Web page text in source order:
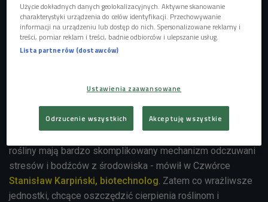
zmęczona i nie miałam problemu ze wstawaniem rano - opowiada Żaneta Gelc,
Amerykańscy naukowcy udowodnili, że kapusta słyszy jak
rośliny mają bardzo skomplikowany mechanizm odczuwani
stresów i bodźców z środowiska - mówił w Czwórce
Stanisław Karpiński, biotechnolog. Zatem co wrażliwsze
jednostki, chcące oszczędzić cierpienia roślinom i
Użycie dokładnych danych geolokalizacyjnych. Aktywne skanowanie
charakterystyki urządzenia do celów identyfikacji. Przechowywanie
informacji na urządzeniu lub dostęp do nich. Spersonalizowane reklamy i
treści, pomiar reklam i treści, badnie odbiorców i ulepszanie usług.
Lista partnerów (dostawców)
Ustawienia zaawansowane
Odrzucenie wszystkich Akceptuję wszystkie